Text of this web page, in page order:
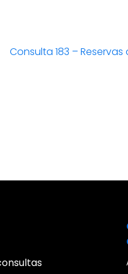
Entrada
Consulta 183 –